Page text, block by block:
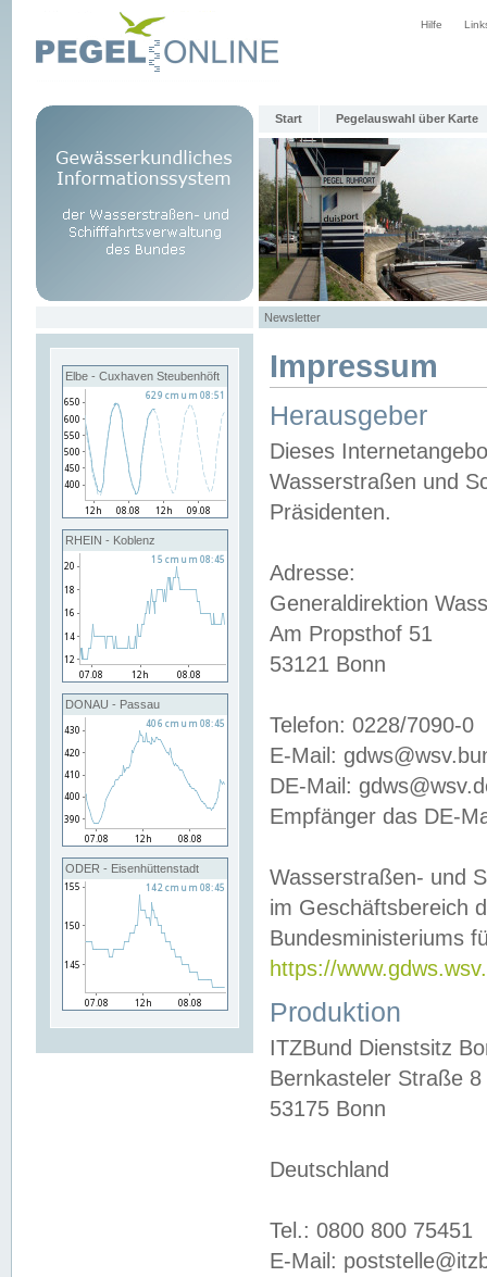
Hilfe
Start Pegelauswahl über Karte
Newsletter
Elbe - Cuxhaven Steubenhöft
RHEIN - Koblenz
DONAU - Passau
ODER - Eisenhüttenstadt
Impressum
Herausgeber
Dieses
Wasserstraßen und
Präsidenten.
Adresse:
Generaldirektion
Am Propsthof 51
53121 Bonn
Telefon: 0228/7090-0
E-Mail:
DE-Mail:
Empfänger das DE-
Wasserstraßen- und
im Geschäftsbereich
Bundesministeriums
https://
Produktion
ITZBund Dienstsitz
Bernkasteler Straße 8
53175 Bonn
Deutschland
Tel.: 0800 800 75451
E-Mail: